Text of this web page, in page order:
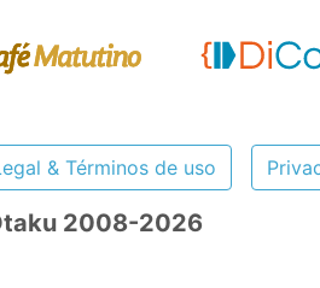
& Términos de uso
2008-2026